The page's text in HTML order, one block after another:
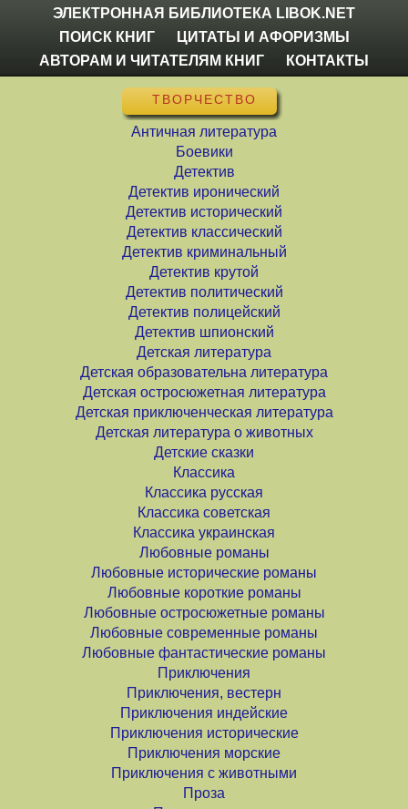
ЭЛЕКТРОННАЯ БИБЛИОТЕКА LIBOK.NET
ПОИСК КНИГ
ЦИТАТЫ И АФОРИЗМЫ
АВТОРАМ И ЧИТАТЕЛЯМ КНИГ
КОНТАКТЫ
ТВОРЧЕСТВО
Античная литература
Боевики
Детектив
Детектив иронический
Детектив исторический
Детектив классический
Детектив криминальный
Детектив крутой
Детектив политический
Детектив полицейский
Детектив шпионский
Детская литература
Детская образовательна литература
Детская остросюжетная литература
Детская приключенческая литература
Детская литература о животных
Детские сказки
Классика
Классика русская
Классика советская
Классика украинская
Любовные романы
Любовные исторические романы
Любовные короткие романы
Любовные остросюжетные романы
Любовные современные романы
Любовные фантастические романы
Приключения
Приключения, вестерн
Приключения индейские
Приключения исторические
Приключения морские
Приключения с животными
Проза